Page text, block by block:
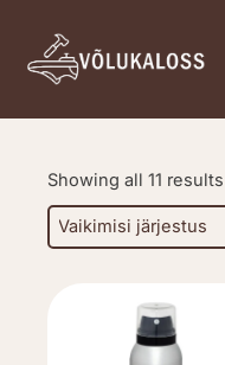
content
Showing all 11 results